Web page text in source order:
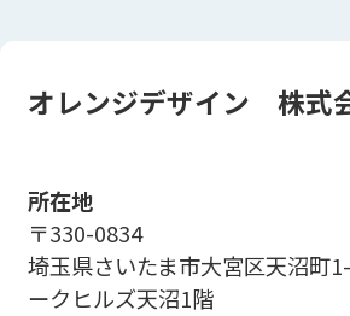
オレンジデザイン 株式
所在地
〒330-0834
埼玉県さいたま市大宮区天沼
ークヒルズ天沼1階